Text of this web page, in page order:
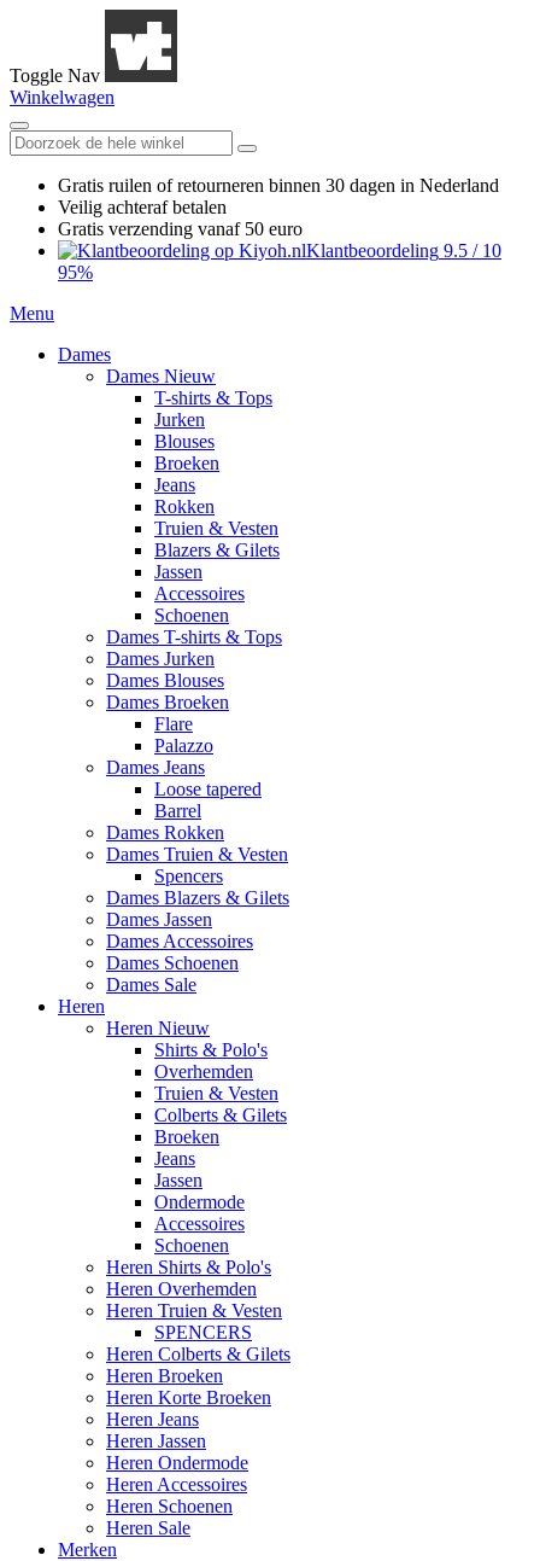
Toggle Nav
Winkelwagen
Gratis ruilen of retourneren binnen 30 dagen in Nederland
Veilig achteraf betalen
Gratis verzending vanaf 50 euro
Klantbeoordeling 9.5 / 10
95%
Menu
Dames
Dames Nieuw
T-shirts & Tops
Jurken
Blouses
Broeken
Jeans
Rokken
Truien & Vesten
Blazers & Gilets
Jassen
Accessoires
Schoenen
Dames T-shirts & Tops
Dames Jurken
Dames Blouses
Dames Broeken
Flare
Palazzo
Dames Jeans
Loose tapered
Barrel
Dames Rokken
Dames Truien & Vesten
Spencers
Dames Blazers & Gilets
Dames Jassen
Dames Accessoires
Dames Schoenen
Dames Sale
Heren
Heren Nieuw
Shirts & Polo's
Overhemden
Truien & Vesten
Colberts & Gilets
Broeken
Jeans
Jassen
Ondermode
Accessoires
Schoenen
Heren Shirts & Polo's
Heren Overhemden
Heren Truien & Vesten
SPENCERS
Heren Colberts & Gilets
Heren Broeken
Heren Korte Broeken
Heren Jeans
Heren Jassen
Heren Ondermode
Heren Accessoires
Heren Schoenen
Heren Sale
Merken